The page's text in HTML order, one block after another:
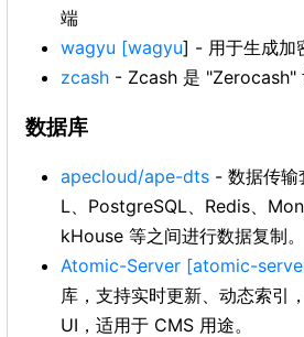
端
wagyu [wagyu] - 用于生成加
zcash - Zcash 是 "Zerocash"
数据库
apecloud/ape-dts - 数据传输
L、PostgreSQL、Redis、
kHouse 等之间进行数据复制。
Atomic-Server [atomic-
库，支持实时更新、动态索引
UI，适用于 CMS 用途。